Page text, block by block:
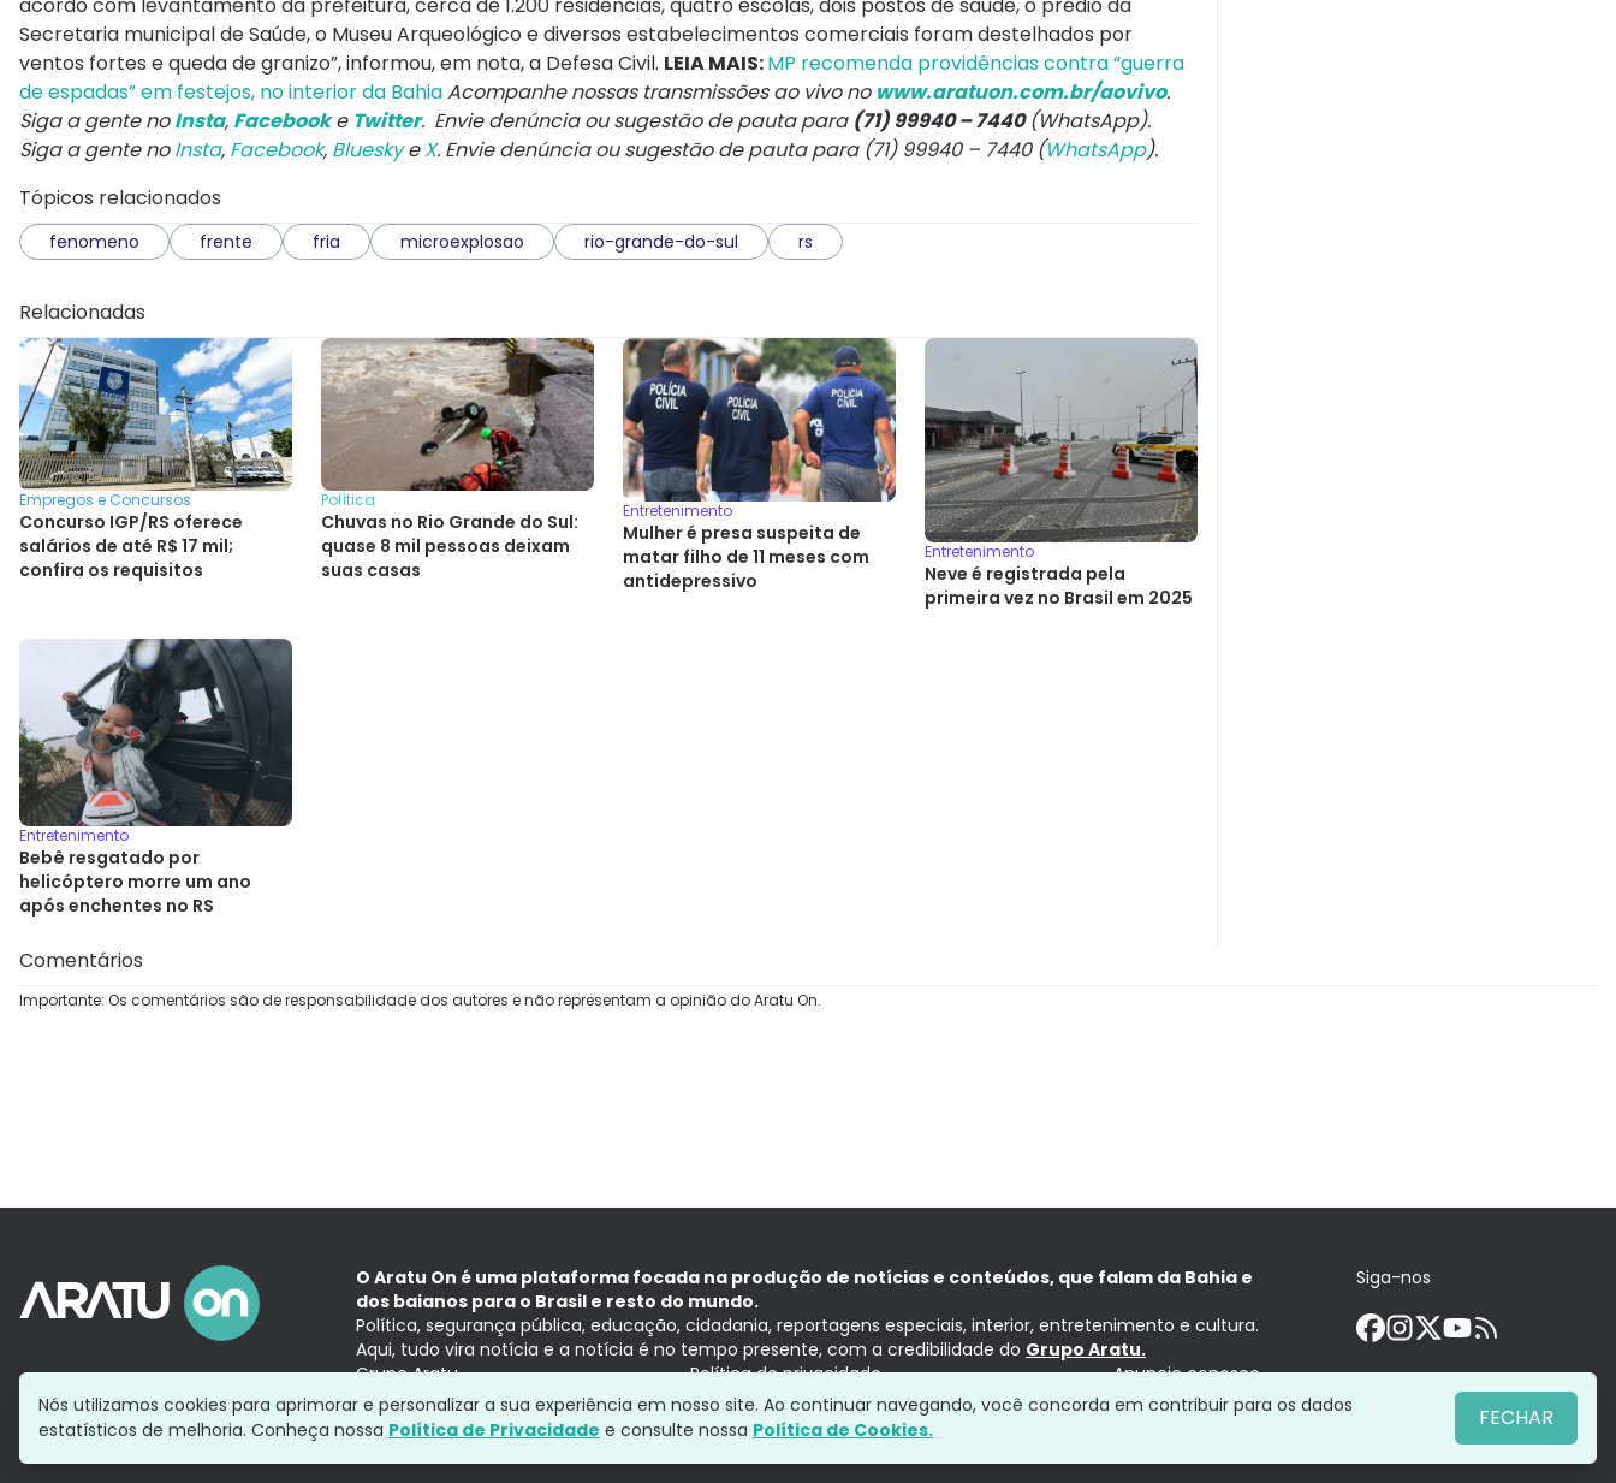
Secretaria municipal de Saúde, o Museu Arqueológico e diversos estabelecimentos comerciais foram destelhados por
ventos fortes e queda de granizo”, informou, em nota, a Defesa Civil. LEIA MAIS:MP recomenda providências contra “guerra
de espadas” em festejos, no interior da BahiaAcompanhe nossas transmissões ao vivo no www.aratuon.com.br/aovivo.
Siga a gente noInsta, Facebooke Twitter. Envie denúncia ou sugestão de pauta para (71) 99940 – 7440(WhatsApp).
Siga a gente noInsta, Facebook, BlueskyeX. Envie denúncia ou sugestão de pauta para (71) 99940 – 7440 (WhatsApp).
Tópicos relacionados
fenomeno frente fria microexplosao rio-grande-do-sul rs
Relacionadas
Empregos e Concursos
Concurso IGP/RS oferece
salários de até R$ 17 mil;
confira os requisitos
Política
Chuvas no Rio Grande do Sul:
quase 8 mil pessoas deixam
suas casas
Entretenimento
Mulher é presa suspeita de
matar filho de 11 meses com
antidepressivo
Entretenimento
Neve é registrada pela
primeira vez no Brasil em 2025
Entretenimento
Bebê resgatado por
helicóptero morre um ano
após enchentes no RS
Comentários
Importante: Os comentários são de responsabilidade dos autores e não representam a opinião do Aratu On.
O Aratu On é uma plataforma focada na produção de notícias e conteúdos, que falam da Bahia e
dos baianos para o Brasil e resto do mundo.
Política, segurança pública, educação, cidadania, reportagens especiais, interior, entretenimento e cultura.
Aqui, tudo vira notícia e a notícia é no tempo presente, com a credibilidade do Grupo Aratu.
Grupo Aratu
Política de privacidade Anuncie conosco
Siga-nos
Nós utilizamos cookies para aprimorar e personalizar a sua experiência em nosso site. Ao continuar navegando, você concorda em contribuir para os dados
estatísticos de melhoria. Conheça nossa Política de Privacidade e consulte nossa Política de Cookies. FECHAR